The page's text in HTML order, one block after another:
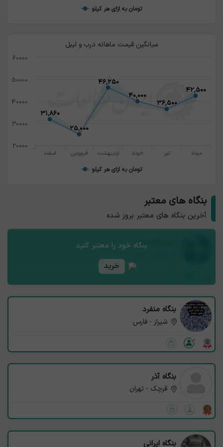
تومان به ازای هر کیلو
میانگین قیمت ماهانه درب و لیبل
۳۱,۸۶۰
۳۱,۸۶۰
۲۵,۰۰۰
۲۵,۰۰۰
۴۶,۲۵۰
۴۶,۲۵۰
۴۰,۰۰۰
۴۰,۰۰۰
۳۶,۵۰۰
۳۶,۵۰۰
۴۲,۵۰۰
۴۲,۵۰۰
تومان به ازای هر کیلو
اسفند فروردین اردیبهشت خرداد تیر مرداد
20000
30000
40000
50000
60000
بنگاه های معتبر
آخرین بنگاه های معتبر بروز شده
بنگاه خود را معتبر کنید
خرید
نام بنگاه شما
بنگاه منفرد
شیراز - فارس
بنگاه آذر
قرچک - تهران
بنگاه ایرانی